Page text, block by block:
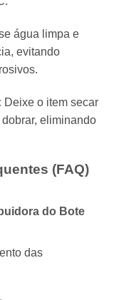
água limpa e
evitando
Deixe o item secar
eliminando
(FAQ)
do Bote
das